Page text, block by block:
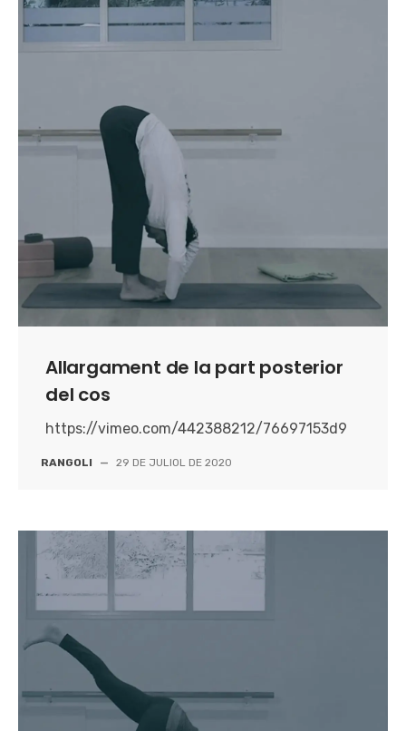
Allargament de la part posterior
del cos
https://vimeo.com/442388212/76697153d9
RANGOLI — 29 DE JULIOL DE 2020